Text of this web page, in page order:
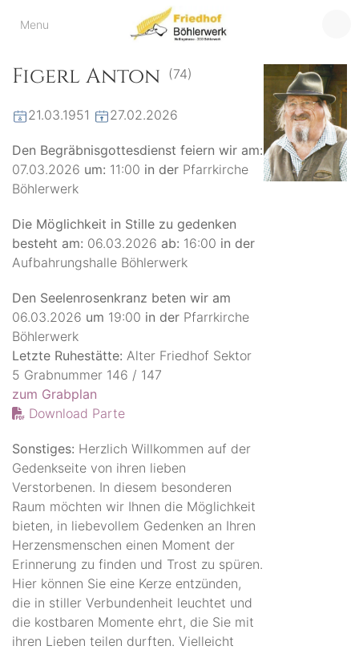
Menu
Friedhof
der virtuelle Friedhof
Figerl Anton (74)
21.03.1951 27.02.2026
Den Begräbnisgottesdienst feiern wir am:
07.03.2026 um: 11:00 in der Pfarrkirche
Böhlerwerk
Die Möglichkeit in Stille zu gedenken
besteht am: 06.03.2026 ab: 16:00 in der
Aufbahrungshalle Böhlerwerk
Den Seelenrosenkranz beten wir am
06.03.2026 um 19:00 in der Pfarrkirche
Böhlerwerk
Letzte Ruhestätte: Alter Friedhof Sektor
5 Grabnummer 146 / 147
zum Grabplan
Download Parte
Sonstiges: Herzlich Willkommen auf der
Gedenkseite von ihren lieben
Verstorbenen. In diesem besonderen
Raum möchten wir Ihnen die Möglichkeit
bieten, in liebevollem Gedenken an Ihren
Herzensmenschen einen Moment der
Erinnerung zu finden und Trost zu spüren.
Hier können Sie eine Kerze entzünden,
die in stiller Verbundenheit leuchtet und
die kostbaren Momente ehrt, die Sie mit
ihren Lieben teilen durften. Vielleicht